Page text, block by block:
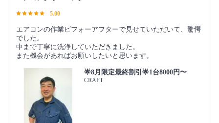
5.00
エアコンの作業ビフォーアフターで見せていただいて、驚愕
でした。
中まで丁寧に洗浄していただきました。
また機会があればお願いしたいと思います。
🌟8月限定最終割引🌟1台8000円〜
CRAFT